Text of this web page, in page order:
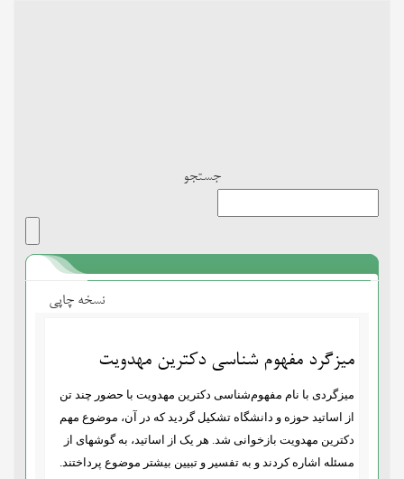
جستجو
نسخه چاپی
میزگرد مفهوم شناسی دکترین مهدویت
میزگردی با نام مفهوم‌شناسی دکترین مهدویت با حضور چند تن
از اساتید حوزه و دانشگاه تشکیل گردید که در آن، موضوع مهم
دکترین مهدویت بازخوانی شد. هر یک از اساتید، به گوشهای از
مسئله اشاره کردند و به تفسیر و تبیین بیشتر موضوع پرداختند.